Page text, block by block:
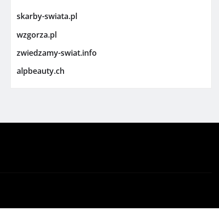
skarby-swiata.pl
wzgorza.pl
zwiedzamy-swiat.info
alpbeauty.ch